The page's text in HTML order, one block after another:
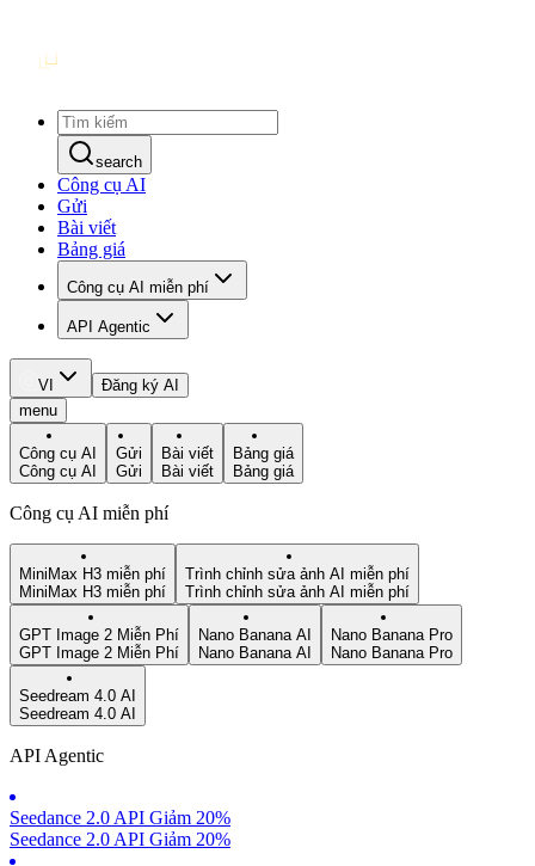
search
Công cụ AI
Gửi
Bài viết
Bảng giá
Công cụ AI miễn phí
API Agentic
VI
Đăng ký AI
menu
Công cụ AI
Công cụ AI
Gửi
Gửi
Bài viết
Bài viết
Bảng giá
Bảng giá
Công cụ AI miễn phí
MiniMax H3 miễn phí
MiniMax H3 miễn phí
Trình chỉnh sửa ảnh AI miễn phí
Trình chỉnh sửa ảnh AI miễn phí
GPT Image 2 Miễn Phí
GPT Image 2 Miễn Phí
Nano Banana AI
Nano Banana AI
Nano Banana Pro
Nano Banana Pro
Seedream 4.0 AI
Seedream 4.0 AI
API Agentic
Seedance 2.0 API Giảm 20%
Seedance 2.0 API Giảm 20%